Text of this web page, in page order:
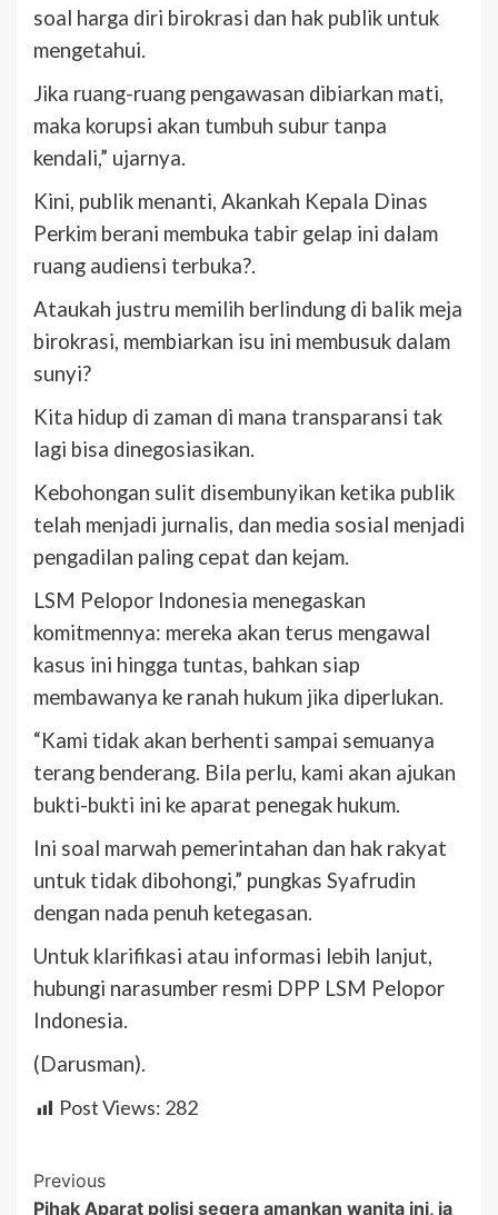
soal harga diri birokrasi dan hak publik untuk
mengetahui.
Jika ruang-ruang pengawasan dibiarkan mati,
maka korupsi akan tumbuh subur tanpa
kendali,” ujarnya.
Kini, publik menanti, Akankah Kepala Dinas
Perkim berani membuka tabir gelap ini dalam
ruang audiensi terbuka?.
Ataukah justru memilih berlindung di balik meja
birokrasi, membiarkan isu ini membusuk dalam
sunyi?
Kita hidup di zaman di mana transparansi tak
lagi bisa dinegosiasikan.
Kebohongan sulit disembunyikan ketika publik
telah menjadi jurnalis, dan media sosial menjadi
pengadilan paling cepat dan kejam.
LSM Pelopor Indonesia menegaskan
komitmennya: mereka akan terus mengawal
kasus ini hingga tuntas, bahkan siap
membawanya ke ranah hukum jika diperlukan.
“Kami tidak akan berhenti sampai semuanya
terang benderang. Bila perlu, kami akan ajukan
bukti-bukti ini ke aparat penegak hukum.
Ini soal marwah pemerintahan dan hak rakyat
untuk tidak dibohongi,” pungkas Syafrudin
dengan nada penuh ketegasan.
Untuk klarifikasi atau informasi lebih lanjut,
hubungi narasumber resmi DPP LSM Pelopor
Indonesia.
(Darusman).
Post Views: 282
Post
Previous
Pihak Aparat polisi segera amankan wanita ini, ia